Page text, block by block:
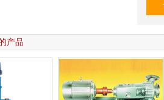
产品